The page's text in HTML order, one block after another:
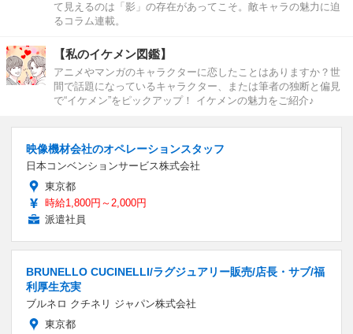
て見えるのは「影」の存在があってこそ。敵キャラの魅力に迫
るコラム連載。
【私のイケメン図鑑】
アニメやマンガのキャラクターに恋したことはありますか？世
間で話題になっているキャラクター、または筆者の独断と偏見
で“イケメン”をピックアップ！ イケメンの魅力をご紹介♪
映像機材会社のオペレーションスタッフ
日本コンベンションサービス株式会社
東京都
時給1,800円～2,000円
派遣社員
BRUNELLO CUCINELLI/ラグジュアリー販売/店長・サブ/福
利厚生充実
ブルネロ クチネリ ジャパン株式会社
東京都